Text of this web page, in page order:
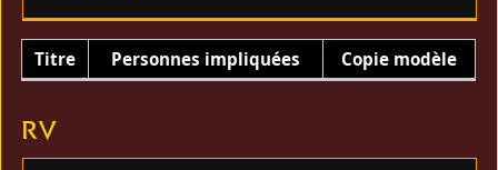
Titre Personnes impliquées Copie modèle
RV